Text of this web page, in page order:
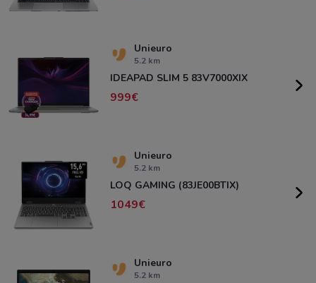
Unieuro
5.2 km
IDEAPAD SLIM 5 83V7000XIX
999
Unieuro
5.2 km
LOQ GAMING (83JE00BTIX)
1049
Unieuro
5.2 km